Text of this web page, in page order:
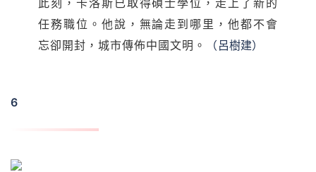
此刻，卡洛斯已取得碩士學位，走上了新的
任務職位。他說，無論走到哪里，他都不會
忘卻開封，城市傳佈中國文明。
（ 呂樹建）
6